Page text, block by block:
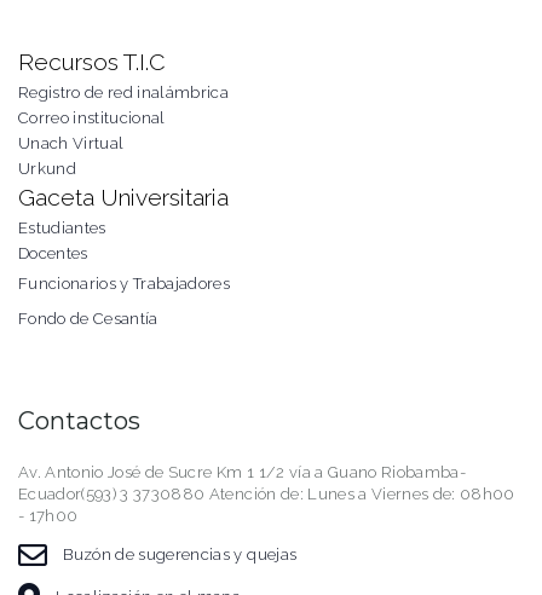
Recursos T.I.C
Registro de red inalámbrica
Correo institucional
Unach Virtual
Urkund
Gaceta Universitaria
Estudiantes
Docentes
Funcionarios y Trabajadores
Fondo de Cesantía
Contactos
Av. Antonio José de Sucre Km 1 1/2 vía a Guano Riobamba-
Ecuador(593) 3 3730880 Atención de: Lunes a Viernes de: 08h00
- 17h00
Buzón de sugerencias y quejas